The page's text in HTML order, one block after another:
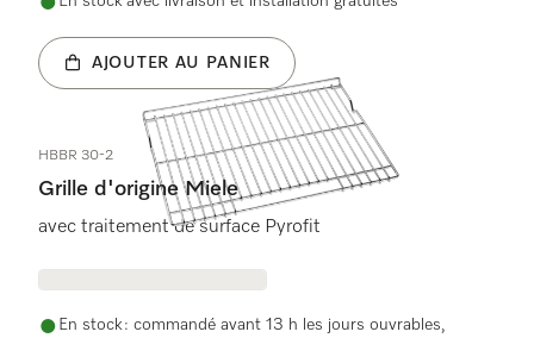
AJOUTER AU PANIER
HBBR 30-2
Grille d'origine Miele
avec traitement de surface Pyrofit
En stock : commandé avant 13 h les jours ouvrables,